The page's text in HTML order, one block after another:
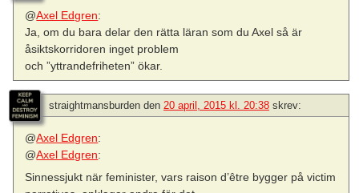
@Axel Edgren:
Ja, om du bara delar den rätta läran som du Axel så är
åsiktskorridoren inget problem
och ”yttrandefriheten” ökar.
straightmansburden den 20 april, 2015 kl. 20:38 skrev:
@Axel Edgren:
@Axel Edgren:
Sinnessjukt när feminister, vars raison d’être bygger på victim